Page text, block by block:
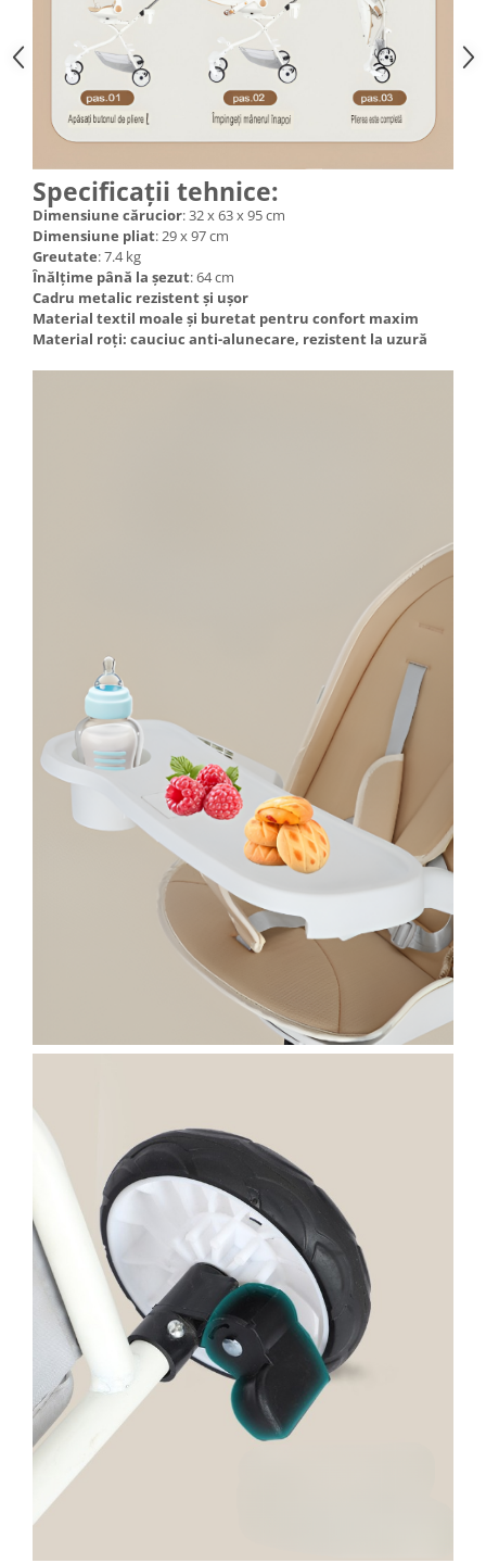
Specificații tehnice:
Dimensiune cărucior: 32 x 63 x 95 cm
Dimensiune pliat: 29 x 97 cm
Greutate: 7.4 kg
Înălțime până la șezut: 64 cm
Cadru metalic rezistent și ușor
Material textil moale și buretat pentru confort maxim
Material roți: cauciuc anti-alunecare, rezistent la uzură